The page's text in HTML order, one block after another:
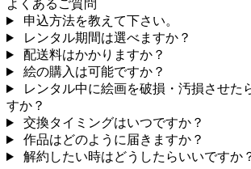
よくあるご質問
申込方法を教えて下さい。
レンタル期間は選べますか？
配送料はかかりますか？
絵の購入は可能ですか？
レンタル中に絵画を破損・汚損させた
すか？
交換タイミングはいつですか？
作品はどのように届きますか？
解約したい時はどうしたらいいですか